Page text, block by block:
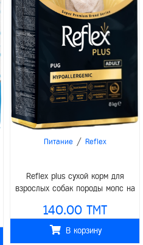
Питание / Reflex
Reflex plus сухой корм для
взрослых собак породы мопс на
140.00 TMT
В корзину